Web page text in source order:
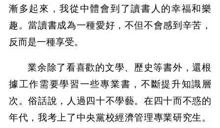
漸多起來，我從中體會到了讀書人的幸福和樂
趣。當讀書成為一種愛好，不但不會感到辛苦，
反而是一種享受。
業余除了看喜歡的文學、歷史等書外，還根
據工作需要學習一些專業書，不斷提升知識層
次。俗話說，人過四十不學藝。在四十而不惑的
年代，我考上了中央黨校經濟管理專業研究生。